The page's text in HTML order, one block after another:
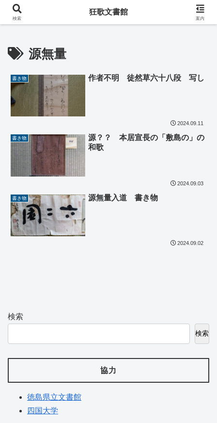
阿波の狂歌師・遠藤春足コレクション
源無量
書き物 作者不明 徒然草六十八段 写し
2024.09.11
書き物
源？？ 本居宣長の「敷島の」の
和歌
2024.09.03
書き物 源無量入道 書き物
2024.09.02
検索
検索
協力
徳島県立文書館
四国大学
検索
狂歌文書館
案内